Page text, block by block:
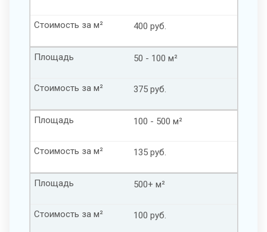
400 руб.
Стоимость за м²
50 - 100 м²
Площадь
375 руб.
Стоимость за м²
100 - 500 м²
Площадь
135 руб.
Стоимость за м²
500+ м²
Площадь
100 руб.
Стоимость за м²